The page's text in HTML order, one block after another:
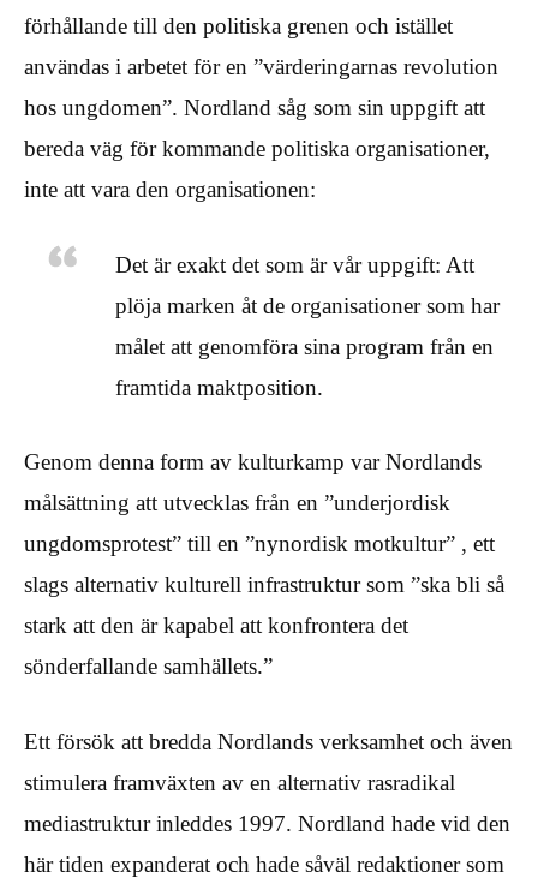
förhållande till den politiska grenen och istället
användas i arbetet för en ”värderingarnas revolution
hos ungdomen”. Nordland såg som sin uppgift att
bereda väg för kommande politiska organisationer,
inte att vara den organisationen:
Det är exakt det som är vår uppgift: Att
plöja marken åt de organisationer som har
målet att genomföra sina program från en
framtida maktposition.
Genom denna form av kulturkamp var Nordlands
målsättning att utvecklas från en ”underjordisk
ungdomsprotest” till en ”nynordisk motkultur” , ett
slags alternativ kulturell infrastruktur som ”ska bli så
stark att den är kapabel att konfrontera det
sönderfallande samhällets.”
Ett försök att bredda Nordlands verksamhet och även
stimulera framväxten av en alternativ rasradikal
mediastruktur inleddes 1997. Nordland hade vid den
här tiden expanderat och hade såväl redaktioner som